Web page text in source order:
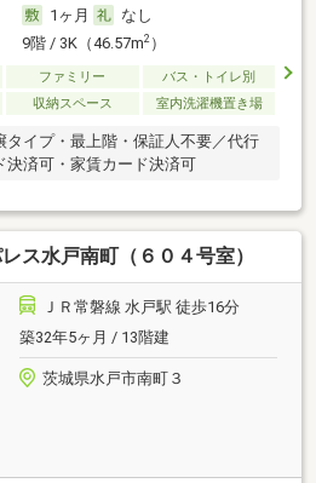
1ヶ月
なし
9階 / 3K（46.57m2）
ファミリー
バス・トイレ別
収納スペース 室内洗濯機置き場
タイプ・最上階・保証人不要／代行
決済可・家賃カード決済可
ス水戸南町（６０４号室）
ＪＲ常磐線 水戸駅 徒歩16分
築32年5ヶ月 / 13階建
茨城県水戸市南町３